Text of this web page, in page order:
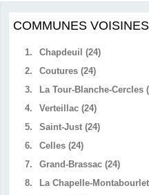
COMMUNES VOISINES
1.
Chapdeuil (24)
2.
Coutures (24)
3.
La Tour-Blanche-Cercles
4.
Verteillac (24)
5.
Saint-Just (24)
6.
Celles (24)
7.
Grand-Brassac (24)
8.
La Chapelle-